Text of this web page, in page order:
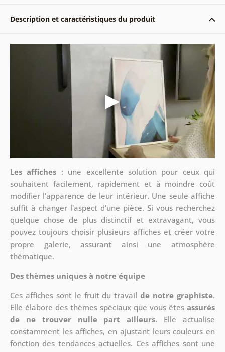
Description et caractéristiques du produit
Les affiches : une excellente solution pour ceux qui
souhaitent facilement, rapidement et à moindre coût
modifier l'apparence de leur intérieur. Une seule affiche
suffit à changer l'aspect d'une pièce. Si vous recherchez
quelque chose de plus distinctif et extravagant, vous
pouvez toujours choisir plusieurs affiches et créer votre
propre galerie, assurant ainsi une atmosphère
thématique.
Des thèmes uniques à notre équipe
Ces affiches sont le fruit du travail de notre graphiste.
Elle élabore des thèmes spéciaux que vous êtesassurés
de ne trouver nulle part ailleurs. Elle actualise
constamment les affiches, en ajustant leurs couleurs en
fonction des tendances actuelles. Ces affiches sont une